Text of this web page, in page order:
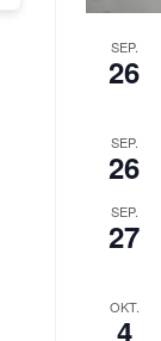
SEP.
26
SEP.
26
SEP.
27
OKT.
4